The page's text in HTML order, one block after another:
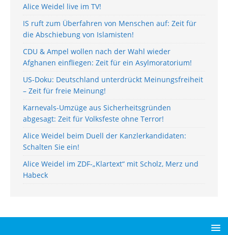
Alice Weidel live im TV!
IS ruft zum Überfahren von Menschen auf: Zeit für
die Abschiebung von Islamisten!
CDU & Ampel wollen nach der Wahl wieder
Afghanen einfliegen: Zeit für ein Asylmoratorium!
US-Doku: Deutschland unterdrückt Meinungsfreiheit
– Zeit für freie Meinung!
Karnevals-Umzüge aus Sicherheitsgründen
abgesagt: Zeit für Volksfeste ohne Terror!
Alice Weidel beim Duell der Kanzlerkandidaten:
Schalten Sie ein!
Alice Weidel im ZDF-„Klartext“ mit Scholz, Merz und
Habeck